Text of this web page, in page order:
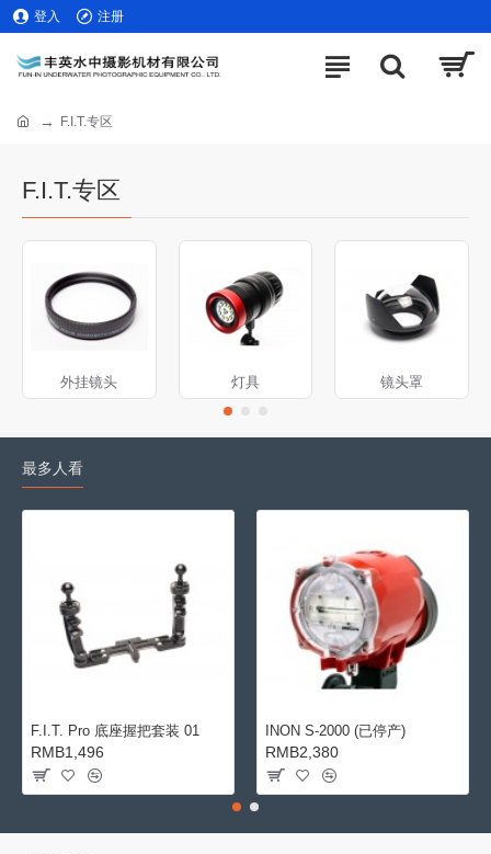
登入 注册
F.I.T.专区
F.I.T.专区
外挂镜头 灯具 镜头罩
最多人看
F.I.T. Pro 底座握把套装 01
RMB1,496
INON S-2000 (已停产)
RMB2,380